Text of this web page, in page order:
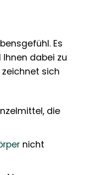
Es
dabei zu
sich
die
nicht